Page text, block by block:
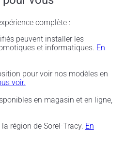
complète :
peuvent installer les
et informatiques. En
pour voir nos modèles en
voir.
en magasin et en ligne,
région de Sorel-Tracy. En